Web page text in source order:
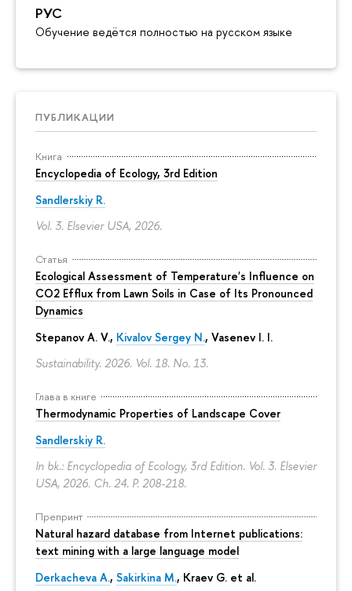
РУС
Обучение ведётся полностью на русском языке
ПУБЛИКАЦИИ
Книга
Encyclopedia of Ecology, 3rd Edition
Sandlerskiy R.
Vol. 3. Elsevier USA, 2026.
Статья
Ecological Assessment of Temperature's Influence on
CO2 Efflux from Lawn Soils in Case of Its Pronounced
Dynamics
Stepanov A. V., Kivalov Sergey N., Vasenev I. I.
Sustainability. 2026. Vol. 18. No. 13.
Глава в книге
Thermodynamic Properties of Landscape Cover
Sandlerskiy R.
In bk.: Encyclopedia of Ecology, 3rd Edition. Vol. 3. Elsevier
USA, 2026. Ch. 24. P. 208-218.
Препринт
Natural hazard database from Internet publications:
text mining with a large language model
Derkacheva A., Sakirkina M., Kraev G. et al.